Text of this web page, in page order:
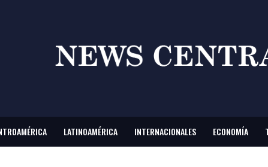
LATINOAMÉRICA INTERNACIONALES ECONOMÍA